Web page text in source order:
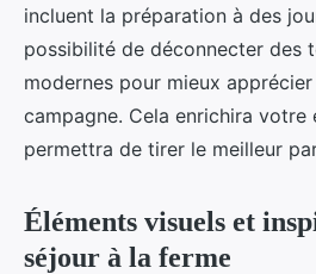
incluent la préparation à des
possibilité de déconnecter des
modernes pour mieux
campagne. Cela enrichira votre
permettra de tirer le meilleur
Éléments visuels et
séjour à la ferme